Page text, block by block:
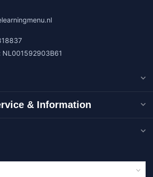
NL001592903B61
& Information